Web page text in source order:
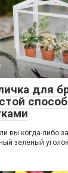
для
вы когда-либо
зелёный